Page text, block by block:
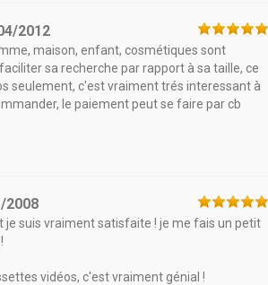
2012
maison, enfant, cosmétiques sont
sa recherche par rapport à sa taille, ce
seulement, c'est vraiment trés interessant à
le paiement peut se faire par cb
2008
je suis vraiment satisfaite ! je me fais un petit
vidéos, c'est vraiment génial !